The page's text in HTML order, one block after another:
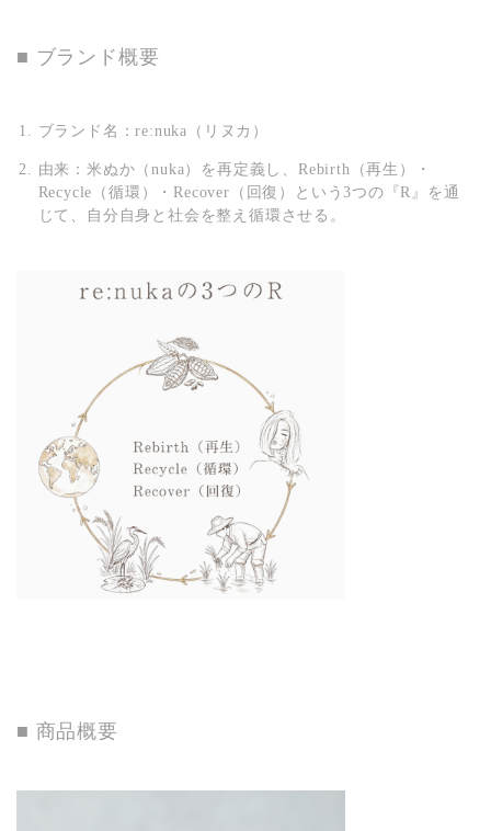
■ ブランド概要
ブランド名：re:nuka（リヌカ）
由来： 米ぬか（nuka）を再定義し、Rebirth（再生）・
Recycle（循環）・Recover（回復）という3つの『R』を通
じて、自分自身と社会を整え循環させる。
■ 商品概要